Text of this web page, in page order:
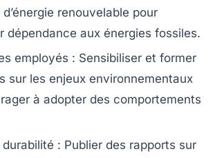
renouvelable pour
dépendance aux énergies fossiles.
employés : Sensibiliser et former
sur les enjeux environnementaux
à adopter des comportements
: Publier des rapports sur